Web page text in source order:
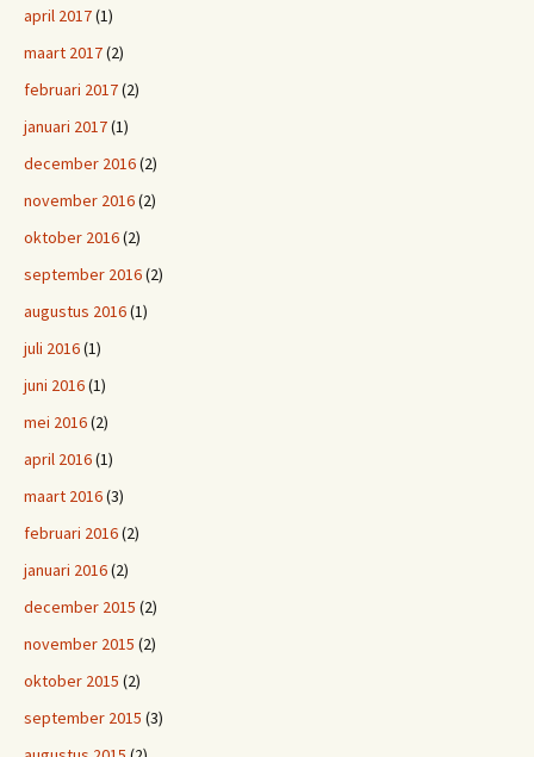
april 2017(1)
maart 2017(2)
februari 2017(2)
januari 2017(1)
december 2016(2)
november 2016(2)
oktober 2016(2)
september 2016(2)
augustus 2016(1)
juli 2016(1)
juni 2016(1)
mei 2016(2)
april 2016(1)
maart 2016(3)
februari 2016(2)
januari 2016(2)
december 2015 (2)
november 2015 (2)
oktober 2015 (2)
september 2015 (3)